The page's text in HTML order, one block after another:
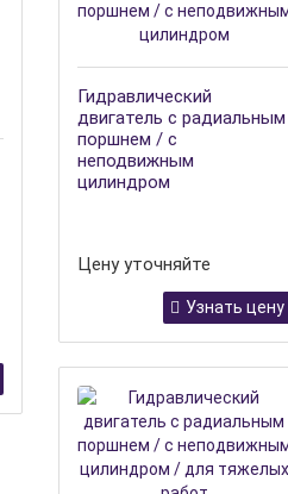
Гидравлический
двигатель с радиальным
поршнем / с
неподвижным
цилиндром
Цену уточняйте
Узнать цену